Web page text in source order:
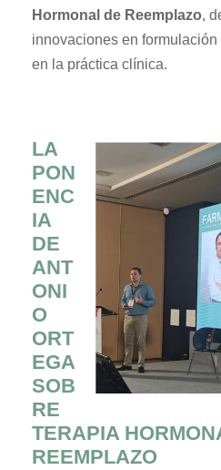
Hormonal de Reemplazo,
innovaciones en
en la práctica clínica.
LA
PON
ENC
IA
DE
ANT
ONI
O
ORT
EGA
SOB
RE
TERAPIA
REEMPLAZO